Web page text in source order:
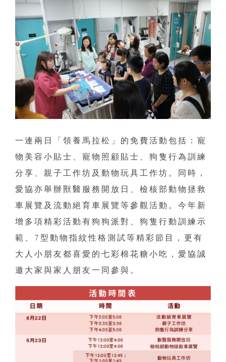
一連兩日「領養馬拉松」的免費活動包括：寵
物美容小貼士、寵物照顧貼士、狗隻行為訓練
分享、親子工作坊及動物玩具工作坊。同時，
愛協亦舉辦獸醫服務開放日、檢核部動物拯救
車展覽及流動絕育車展覽等參觀活動。今年新
增多項精彩活動有狗狗派對、狗隻行動訓練示
範、7型動物指紋性格測試等精彩節目，更有
大人小朋友都喜愛的七彩棉花糖小吃，愛協誠
邀大家與家人朋友一同參與。